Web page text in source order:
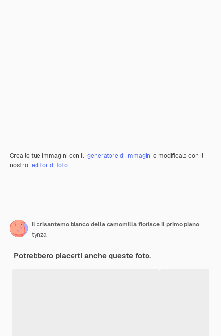
Crea le tue immagini con il generatore di immagini e modificale con il
nostro editor di foto.
Il crisantemo bianco della camomilla fiorisce il primo piano
tynza
Potrebbero piacerti anche queste foto.